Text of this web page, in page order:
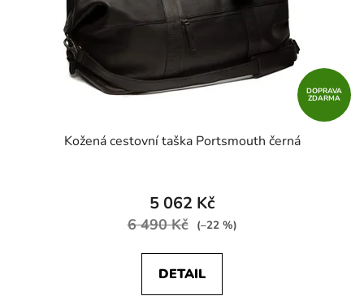
DOPRAVA
ZDARMA
Kožená cestovní taška Portsmouth černá
5 062 Kč
6 490 Kč (–22 %)
DETAIL